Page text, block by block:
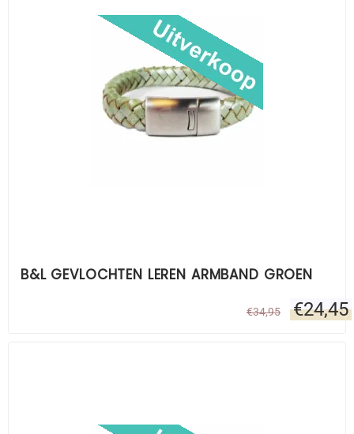
B&L GEVLOCHTEN LEREN ARMBAND GROEN
€34,95 €24,45